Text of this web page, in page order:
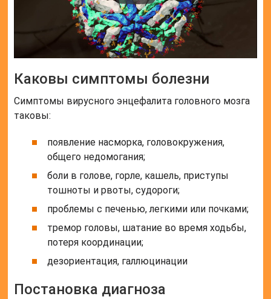
Каковы симптомы болезни
Симптомы вирусного энцефалита головного мозга
таковы:
появление насморка, головокружения,
общего недомогания;
боли в голове, горле, кашель, приступы
тошноты и рвоты, судороги;
проблемы с печенью, легкими или почками;
тремор головы, шатание во время ходьбы,
потеря координации;
дезориентация, галлюцинации
Постановка диагноза